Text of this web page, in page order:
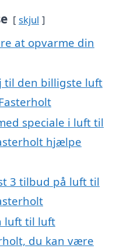
skjul
at opvarme din
til den billigste luft
speciale i luft til
hjælpe
3 tilbud på luft til
luft til luft
du kan være